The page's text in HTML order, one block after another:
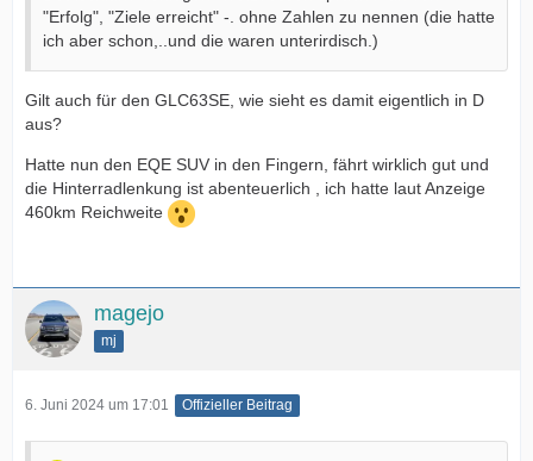
"Erfolg", "Ziele erreicht" -. ohne Zahlen zu nennen (die hatte
ich aber schon,..und die waren unterirdisch.)
Gilt auch für den GLC63SE, wie sieht es damit eigentlich in D
aus?
Hatte nun den EQE SUV in den Fingern, fährt wirklich gut und
die Hinterradlenkung ist abenteuerlich , ich hatte laut Anzeige
460km Reichweite
magejo
mj
6. Juni 2024 um 17:01 Offizieller Beitrag